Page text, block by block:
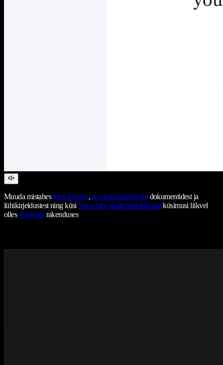
Muuda mistahestekst kõneks, loo taskuhäälinguiddokumentidest ja
lühikirjeldustest ning küsi Speechify häältehisintellektiltküsimusi liikvel
ollesAndroidirakenduses